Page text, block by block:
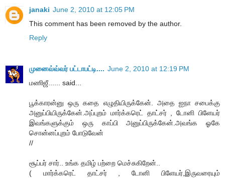
janaki June 2, 2010 at 12:05 PM
This comment has been removed by the author.
Reply
முனைவ்வ்வர் பட்டாபட்டி.... June 2, 2010 at 12:19 PM
மணிஜீ...... said...
பூக்காரன்னு ஒரு கதை எழுதியிருக்கேன். அதை ஐநா சபைக்கு
அனுப்பியிருக்கேன்.அப்புறம் மார்க்கரெட் தாட்சர் , டோனி பிளேயர்
இவங்களுக்கும் ஒரு காப்பி அனுப்பிருக்கேன்.அவங்க ஓகே
சொன்னப்புறம் போடுவேன்
//
சூப்பர் சார்.. உங்க தமிழ் பற்றை மெச்சுகிறேன்..
( மார்க்கரெட் தாட்சர் , டோனி பிளேயர்,இருவரையும்